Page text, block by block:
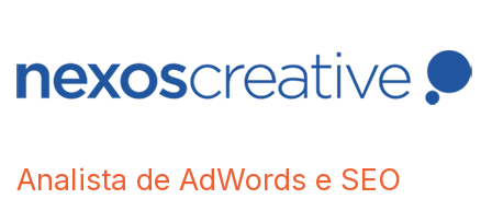
Analista de AdWords e SEO